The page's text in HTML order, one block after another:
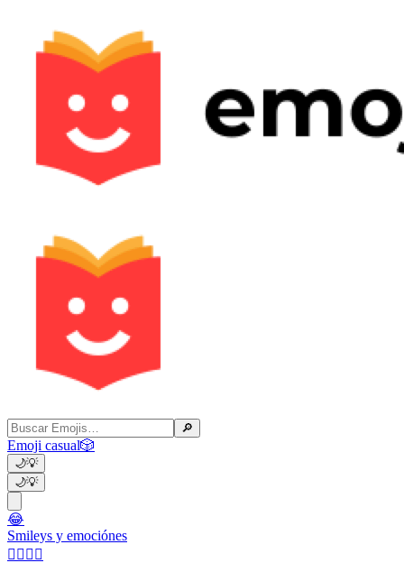
🔎
Emoji casual🎲
🌙💡
🌙💡
😂
Smileys y emociónes
👩‍❤️‍💋‍👨